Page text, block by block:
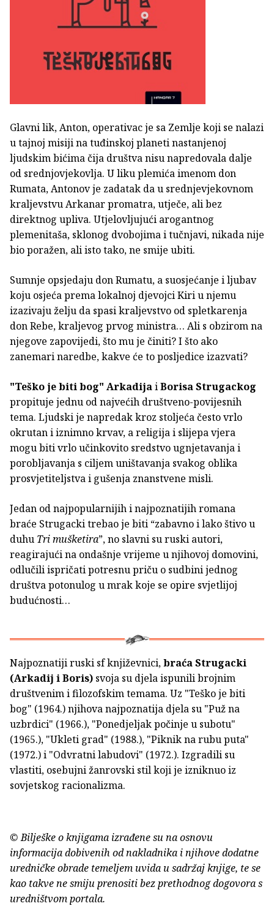
Glavni lik, Anton, operativac je sa Zemlje koji se nalazi
u tajnoj misiji na tuđinskoj planeti nastanjenoj
ljudskim bićima čija društva nisu napredovala dalje
od srednjovjekovlja. U liku plemića imenom don
Rumata, Antonov je zadatak da u srednjevjekovnom
kraljevstvu Arkanar promatra, utječe, ali bez
direktnog upliva. Utjelovljujući arogantnog
plemenitaša, sklonog dvobojima i tučnjavi, nikada nije
bio poražen, ali isto tako, ne smije ubiti.
Sumnje opsjedaju don Rumatu, a suosjećanje i ljubav
koju osjeća prema lokalnoj djevojci Kiri u njemu
izazivaju želju da spasi kraljevstvo od spletkarenja
don Rebe, kraljevog prvog ministra… Ali s obzirom na
njegove zapovijedi, što mu je činiti? I što ako
zanemari naredbe, kakve će to posljedice izazvati?
"Teško je biti bog" ArkadijaiBorisa Strugackog
propituje jednu od najvećih društveno-povijesnih
tema. Ljudski je napredak kroz stoljeća često vrlo
okrutan i iznimno krvav, a religija i slijepa vjera
mogu biti vrlo učinkovito sredstvo ugnjetavanja i
porobljavanja s ciljem uništavanja svakog oblika
prosvjetiteljstva i gušenja znanstvene misli.
Jedan od najpopularnijih i najpoznatijih romana
braće Strugacki trebao je biti “zabavno i lako štivo u
duhu Tri mušketira”, no slavni su ruski autori,
reagirajući na ondašnje vrijeme u njihovoj domovini,
odlučili ispričati potresnu priču o sudbini jednog
društva potonulog u mrak koje se opire svjetlijoj
budućnosti…
Najpoznatiji ruski sf književnici,braća Strugacki
(Arkadij i Boris) svoja su djela ispunili brojnim
društvenim i filozofskim temama. Uz "Teško je biti
bog" (1964.) njihova najpoznatija djela su "Puž na
uzbrdici" (1966.), "Ponedjeljak počinje u subotu"
(1965.), "Ukleti grad" (1988.), "Piknik na rubu puta"
(1972.) i "Odvratni labudovi" (1972.). Izgradili su
vlastiti, osebujni žanrovski stil koji je izniknuo iz
sovjetskog racionalizma.
© Bilješke o knjigama izrađene su na osnovu
informacija dobivenih od nakladnika i njihove dodatne
uredničke obrade temeljem uvida u sadržaj knjige, te se
kao takve ne smiju prenositi bez prethodnog dogovora s
uredništvom portala.